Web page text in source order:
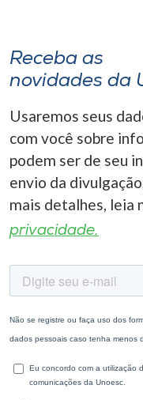
Receba as
novidades da
Usaremos seus
com você sobre
podem ser de seu
envio da
mais detalhes, leia
privacidade.